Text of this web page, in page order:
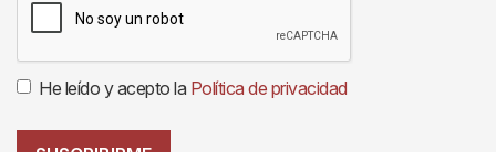
He leído y acepto la Política de privacidad